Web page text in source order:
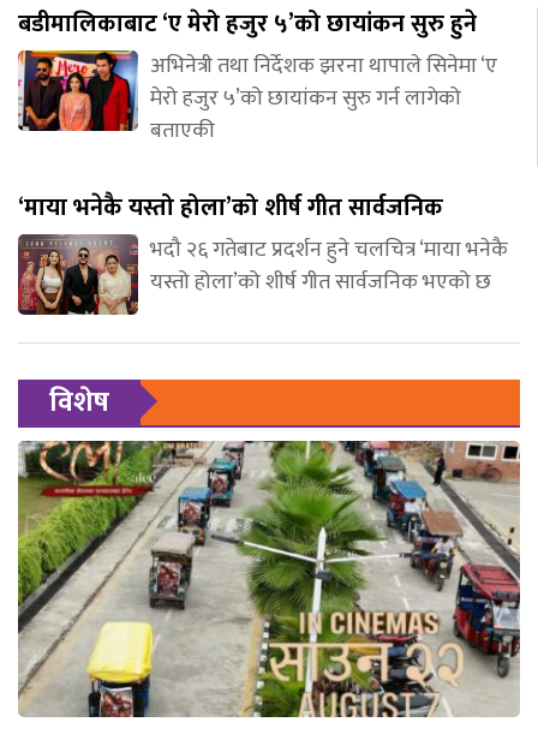
बडीमालिकाबाट ‘ए मेरो हजुर ५’को छायांकन सुरु हुने
अभिनेत्री तथा निर्देशक झरना थापाले सिनेमा ‘ए
मेरो हजुर ५’को छायांकन सुरु गर्न लागेको
बताएकी
‘माया भनेकै यस्तो होला’को शीर्ष गीत सार्वजनिक
भदौ २६ गतेबाट प्रदर्शन हुने चलचित्र ‘माया भनेकै
यस्तो होला’को शीर्ष गीत सार्वजनिक भएको छ
विशेष